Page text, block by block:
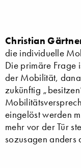
Christian
die individuelle
Die primäre Frage
der Mobilität,
zukünftig
eingelöst werden
mehr vor der Tür
sozusagen anders